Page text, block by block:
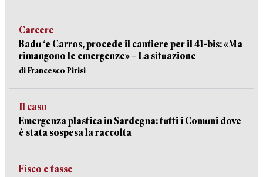
Carcere
Badu ‘e Carros, procede il cantiere per il 41-bis: «Ma
rimangono le emergenze» – La situazione
di Francesco Pirisi
Il caso
Emergenza plastica in Sardegna: tutti i Comuni dove
è stata sospesa la raccolta
Fisco e tasse